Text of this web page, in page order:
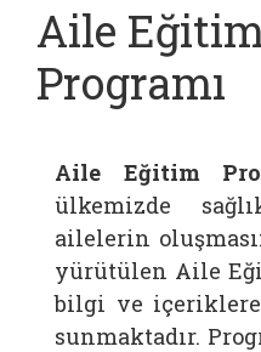
Aile
Programı
Aile Eğitim
ülkemizde
ailelerin
yürütülen Aile
bilgi ve
sunmaktadır.